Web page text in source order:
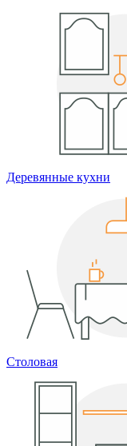
Деревянные кухни
Столовая